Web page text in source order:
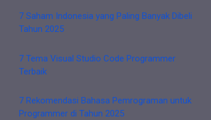
7 Saham Indonesia yang Paling Banyak Dibeli
Tahun 2025
7 Tema Visual Studio Code Programmer
Terbaik
7 Rekomendasi Bahasa Pemrograman untuk
Programmer di Tahun 2025